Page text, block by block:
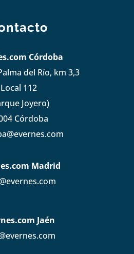
Córdoba
del Río, km 3,3
Local 112
Joyero)
Córdoba
Madrid
Jaén